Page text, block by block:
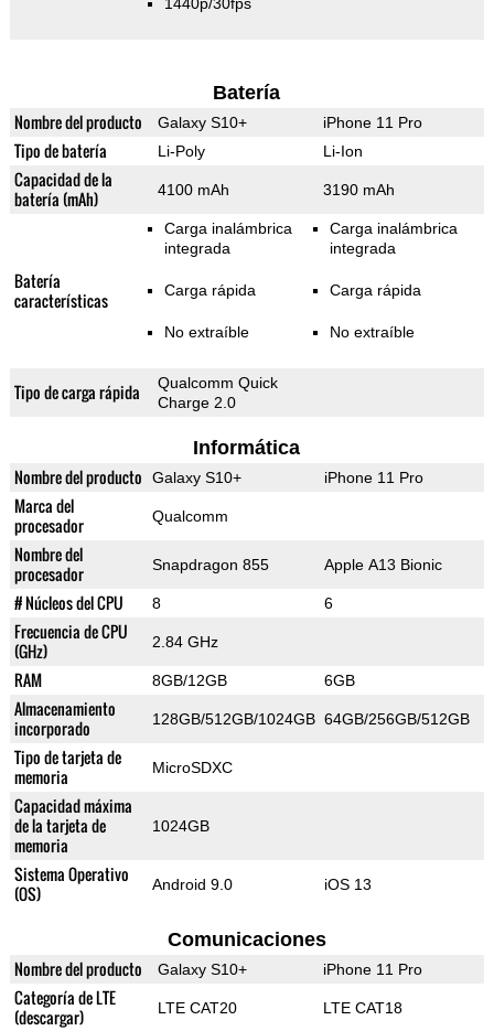
Batería
Nombre del producto Galaxy S10+ iPhone 11 Pro
Tipo de batería Li-Poly Li-Ion
Capacidad de la
batería (mAh)
4100 mAh 3190 mAh
Batería
características
Carga inalámbrica
integrada
Carga rápida
No extraíble
Carga inalámbrica
integrada
Carga rápida
No extraíble
Tipo de carga rápida
Qualcomm Quick
Charge 2.0
Informática
Nombre del producto Galaxy S10+ iPhone 11 Pro
Marca del
procesador
Qualcomm
Nombre del
procesador
Snapdragon 855 Apple A13 Bionic
# Núcleos del CPU 8 6
Frecuencia de CPU
(GHz)
2.84 GHz
RAM 8GB/12GB 6GB
Almacenamiento
incorporado
128GB/512GB/1024GB 64GB/256GB/512GB
Tipo de tarjeta de
memoria
MicroSDXC
Capacidad máxima
de la tarjeta de
memoria
1024GB
Sistema Operativo
(OS)
Android 9.0 iOS 13
Comunicaciones
Nombre del producto Galaxy S10+ iPhone 11 Pro
Categoría de LTE
(descargar)
LTE CAT20 LTE CAT18